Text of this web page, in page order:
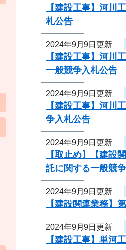
【建設工事】河
札公告
2024年9月9日更新
【建設工事】河
一般競争入札公告
2024年9月9日更新
【建設工事】河
争入札公告
2024年9月9日更新
【取止め】【建
託に関する一般競
2024年9月9日更新
【建設関連業務】
2024年9月9日更新
【建設工事】単河